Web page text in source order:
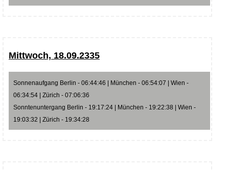
Mittwoch, 18.09.2335
Sonnenaufgang Berlin - 06:44:46 | München - 06:54:07 | Wien -
06:34:54 | Zürich - 07:06:36
Sonntenuntergang Berlin - 19:17:24 | München - 19:22:38 | Wien -
19:03:32 | Zürich - 19:34:28